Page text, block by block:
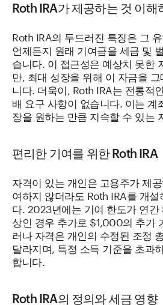
Roth IRA가 제공하는 것 이해
Roth IRA의 두드러진 특징은 그
언제든지 원래 기여금을 세금 및
습니다. 이 접근성은 예상치 못한
만, 최대 성장을 위해 이 자금을
니다. 더욱이, Roth IRA는 전통적
배 요구 사항이 없습니다. 이는 계
장을 원하는 만큼 지속할 수 있는
편리한 기여를 위한 Roth IRA
자격이 있는 개인은 고용주가 제
여하지 않더라도 Roth IRA를 개
다. 2023년에는 기여 한도가 연
상인 경우 추가로 $1,000의 추가
러나 자격은 개인의 수정된 조정
달라지며, 특정 소득 기준을 초과
합니다.
Roth IRA의 정의와 세금 영향